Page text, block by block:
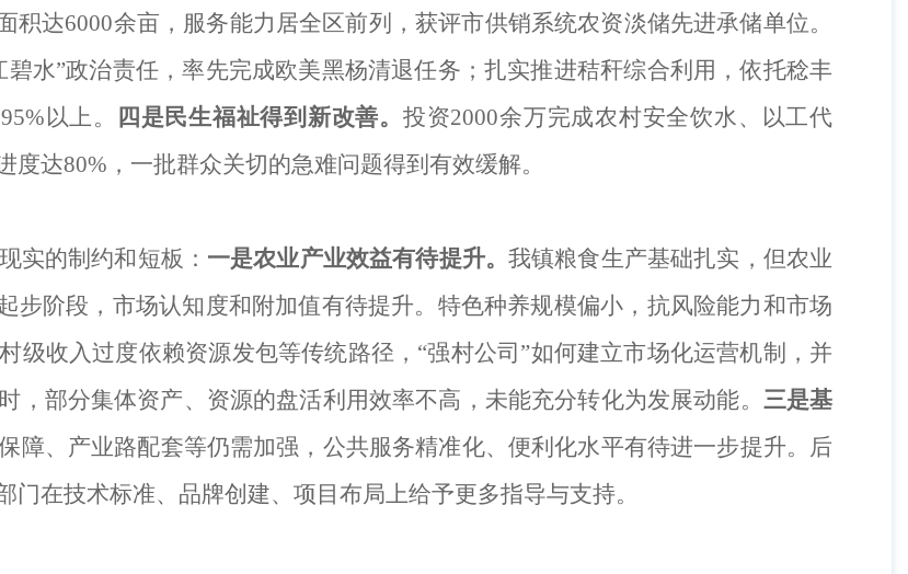
达6000余亩，服务能力居全区前列，获评市供销系统农资淡储先进承储单位。
碧水”政治责任，率先完成欧美黑杨清退任务；扎实推进秸秆综合利用，依托稔丰
以上。
四是民生福祉得到新改善。 投资2000余万完成农村安全饮水、以工代
度达80%， 一批群众关切的急难问题得到有效缓解。
实的制约和短板： 一是农业产业效益有待提升。 我镇粮食生产基础扎实，但农业
步阶段，市场认知度和附加值有待提升。特色种养规模偏小，抗风险能力和市场
村级收入过度依赖资源发包等传统路径 ， “强村公司”如何建立市场化运营机制，并
部分集体资产、资源的盘活利用效率不高，未能充分转化为发展动能。 三是基
障、产业路配套等仍需加强，公共服务精准化、便利化水平有待进一步提升。 后
在技术标准、品牌创建、项目布局上给予更多指导与支持。